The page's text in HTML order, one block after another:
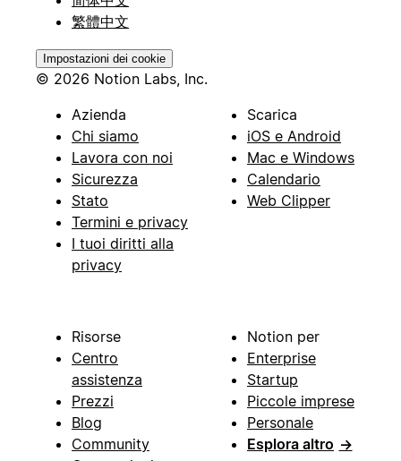
繁體中文
Impostazioni dei cookie
© 2026 Notion Labs, Inc.
Azienda
Chi siamo
Lavora con noi
Sicurezza
Stato
Termini e privacy
I tuoi diritti alla
privacy
Scarica
iOS e Android
Mac e Windows
Calendario
Web Clipper
Risorse
Centro
assistenza
Prezzi
Blog
Community
Notion per
Enterprise
Startup
Piccole imprese
Personale
Esplora altro →